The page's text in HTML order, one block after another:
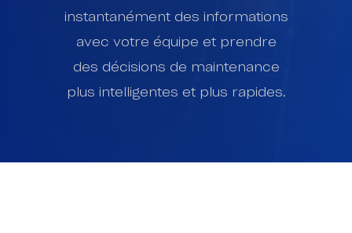
instantanément des informations
avec votre équipe et prendre
des décisions de maintenance
plus intelligentes et plus rapides.